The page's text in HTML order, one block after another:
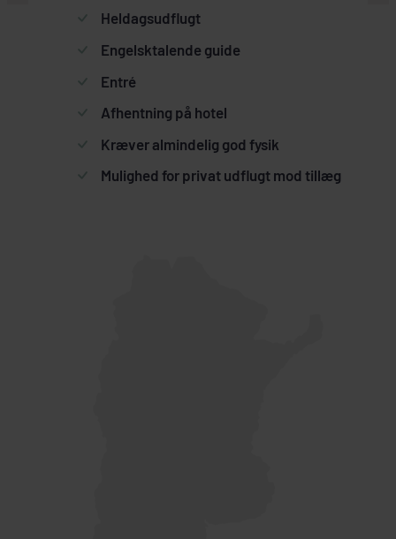
Heldagsudflugt
Engelsktalende guide
Entré
Afhentning på hotel
Kræver almindelig god fysik
Mulighed for privat udflugt mod tillæg